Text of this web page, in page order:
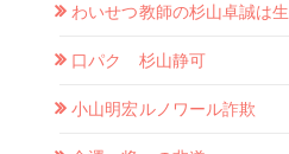
わいせつ教師の杉山卓誠は
口パク 杉山静可
小山明宏ルノワール詐欺